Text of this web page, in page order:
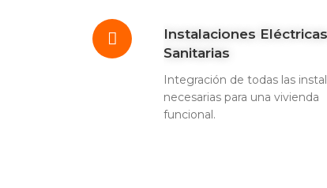
Instalaciones
Sanitarias
Integración de todas las
necesarias para una vivienda
funcional.